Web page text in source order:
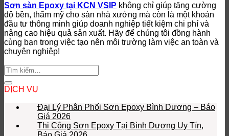
Sơn sàn Epoxy tại KCN VSIP không chỉ giúp tăng cường
độ bền, thẩm mỹ cho sàn nhà xưởng mà còn là một khoản
đầu tư thông minh giúp doanh nghiệp tiết kiệm chi phí và
nâng cao hiệu quả sản xuất. Hãy để chúng tôi đồng hành
cùng bạn trong việc tạo nên môi trường làm việc an toàn và
chuyên nghiệp!
DỊCH VỤ
Đại Lý Phân Phối Sơn Epoxy Bình Dương – Báo
Giá 2026
Thi Công Sơn Epoxy Tại Bình Dương Uy Tín,